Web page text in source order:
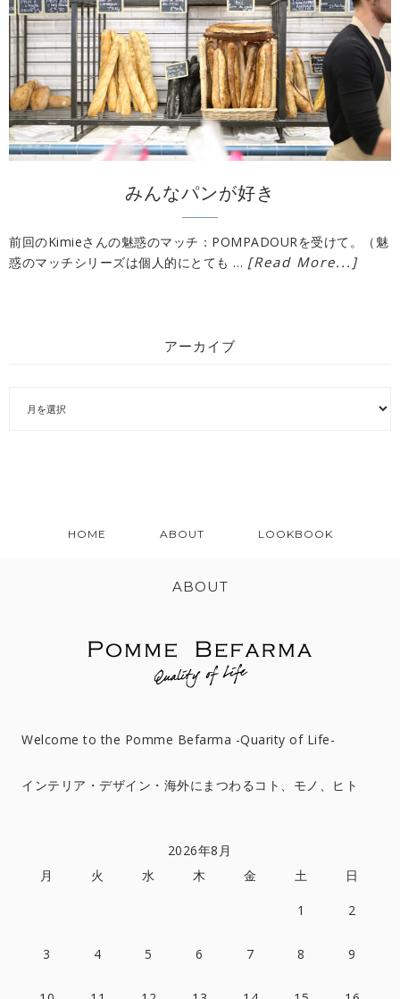
みんなパンが好き
前回のKimieさんの魅惑のマッチ：POMPADOURを受けて。（魅
惑のマッチシリーズは個人的にとても … [Read More...]
アーカイブ
HOME ABOUT LOOKBOOK
ABOUT
Welcome to the Pomme Befarma -Quarity of Life-
インテリア・デザイン・海外にまつわるコト、モノ、ヒト
2026年8月
月
火 水 木 金 土 日
1 2
3 4 5 6 7 8 9